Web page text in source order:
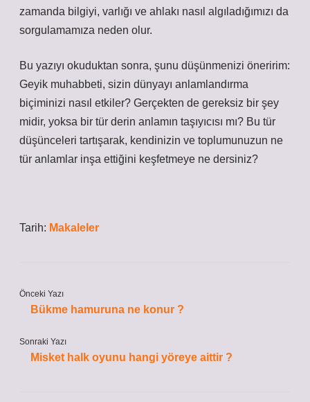
zamanda bilgiyi, varlığı ve ahlakı nasıl algıladığımızı da
sorgulamamıza neden olur.
Bu yazıyı okuduktan sonra, şunu düşünmenizi öneririm:
Geyik muhabbeti, sizin dünyayı anlamlandırma
biçiminizi nasıl etkiler? Gerçekten de gereksiz bir şey
midir, yoksa bir tür derin anlamın taşıyıcısı mı? Bu tür
düşünceleri tartışarak, kendinizin ve toplumunuzun ne
tür anlamlar inşa ettiğini keşfetmeye ne dersiniz?
Tarih: Makaleler
Önceki Yazı
Bükme hamuruna ne konur ?
Sonraki Yazı
Misket halk oyunu hangi yöreye aittir ?